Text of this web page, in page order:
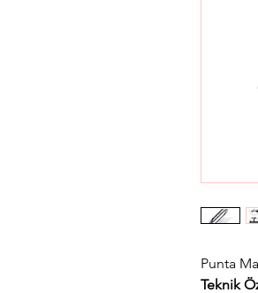
Punta
Teknik